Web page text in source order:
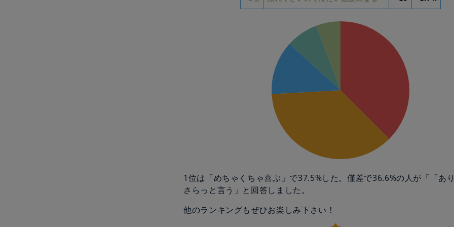
1位は「めちゃくちゃ喜ぶ」で37.5%した。僅差で36.6%の人が「「あ
さらっと言う」と回答しました。
他のランキングもぜひお楽しみ下さい！